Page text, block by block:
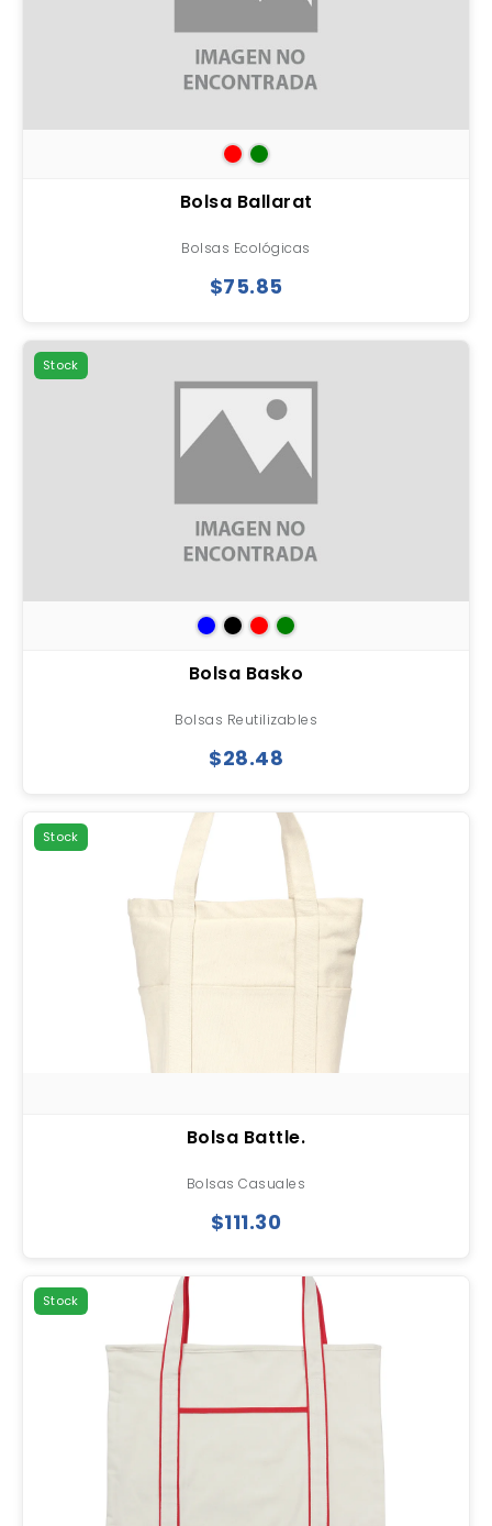
Bolsa Ballarat
Bolsas Ecológicas
$75.85
Stock
Bolsa Basko
Bolsas Reutilizables
$28.48
Stock
Bolsa Battle.
Bolsas Casuales
$111.30
Stock